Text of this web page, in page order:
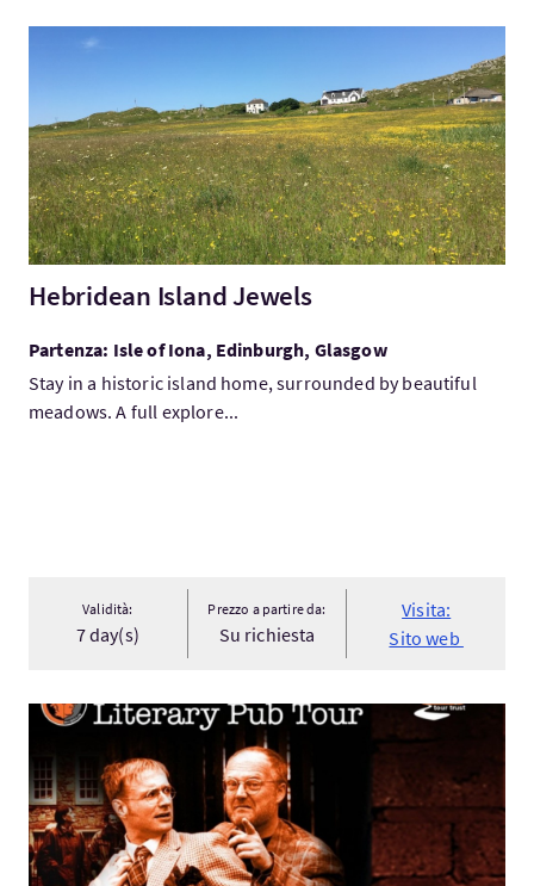
Visita:Hebridean Island Jewels
Hebridean Island Jewels
Partenza: Isle of Iona, Edinburgh, Glasgow
Stay in a historic island home, surrounded by beautiful
meadows. A full explore...
Validità:
7 day(s)
Prezzo a partire da:
Su richiesta
Visita:
Sito web
Visita:The Edinburgh Literary Pub Tour